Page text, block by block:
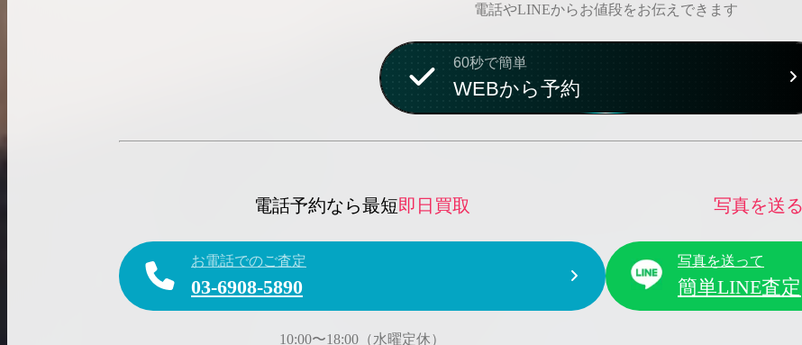
電話やLINEからお値段をお伝えできます
60秒で簡単
WEBから予約
電話予約なら最短即日買取
お電話でのご査定
03-6908-5890
10:00〜18:00（水曜定休）
写真を送
写真を送って
簡単LINE査定